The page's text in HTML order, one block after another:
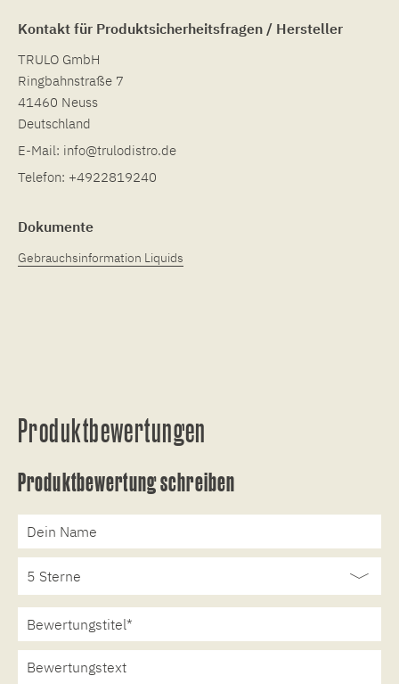
Kontakt für Produktsicherheitsfragen / Hersteller
TRULO GmbH
Ringbahnstraße 7
41460 Neuss
Deutschland
E-Mail: info@trulodistro.de
Telefon: +4922819240
Dokumente
Gebrauchsinformation Liquids
Produktbewertungen
Produktbewertung schreiben